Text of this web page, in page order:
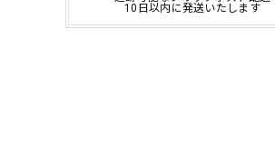
10日以内に発送いたします